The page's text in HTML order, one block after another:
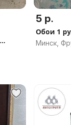
5 р.
Обои 1
Минск,